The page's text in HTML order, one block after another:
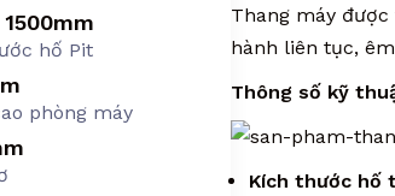
hố Pit
phòng máy
Thang máy
hành liên tục,
Thông số kỹ
Kích thước hố